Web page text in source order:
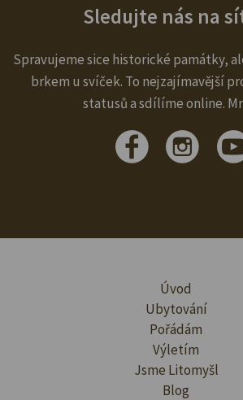
Sledujte nás na
Spravujeme sice historické památky,
brkem u svíček. To nejzajímavější
statusů a sdílíme online.
Úvod
Ubytování
Pořádám
Výletím
Jsme Litomyšl
Blog